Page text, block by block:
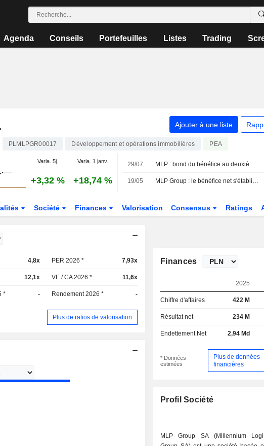
Agenda Conseils Portefeuilles Listes Trading
Ajouter à une liste
PLMLPGR00017 Développement et opérations immobilières PEA
Varia. 5j. Varia. 1 janv.
+3,32 % +18,74 %
29/07 MLP : bond du bénéfice au deuxième trimestre, l'action progresse
19/05 MLP Group : le bénéfice net s'établit à 32,5 millions de zlotys au premier trimestre
Société Finances Valorisation Consensus Ratings
4,8x PER 2026 * 7,93x
12,1x VE / CA 2026 * 11,6x
* - Rendement 2026 * -
Plus de ratios de valorisation
Finances
2025
Chiffre d'affaires 422 M
Résultat net 234 M
Endettement Net 2,94 Md
* Données
estimées
Plus de données
financières
Profil Société
MLP Group SA (Millennium